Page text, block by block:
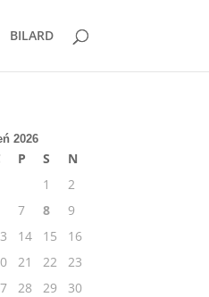
BILARD
2026
P S
N
1
2
7 8
9
14 15
16
21 22
23
28 29
30